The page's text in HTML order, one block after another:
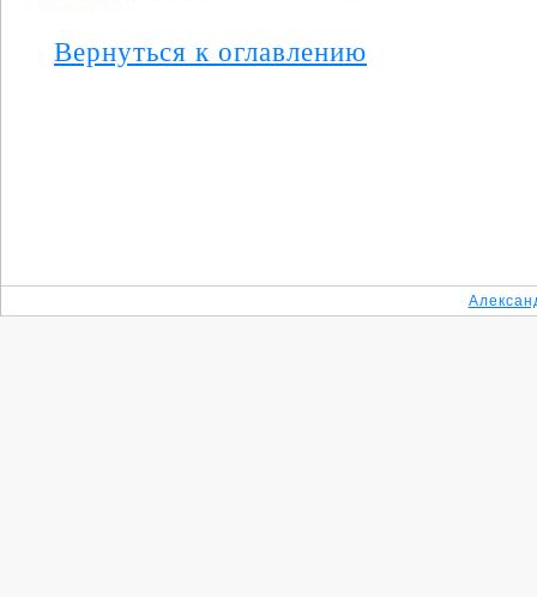
Вернуться к оглавлению